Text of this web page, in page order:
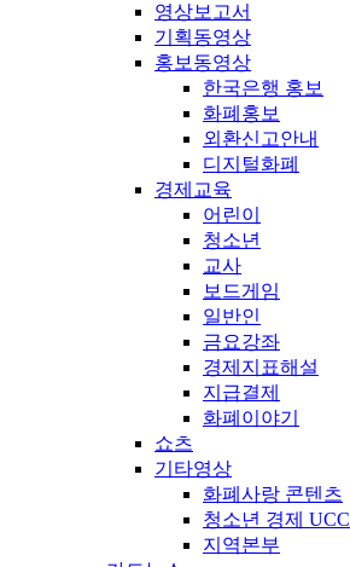
영상보고서
기획동영상
홍보동영상
한국은행 홍보
화폐홍보
외환신고안내
디지털화폐
경제교육
어린이
청소년
교사
보드게임
일반인
금요강좌
경제지표해설
지급결제
화폐이야기
쇼츠
기타영상
화폐사랑 콘텐츠
청소년 경제 UCC
지역본부